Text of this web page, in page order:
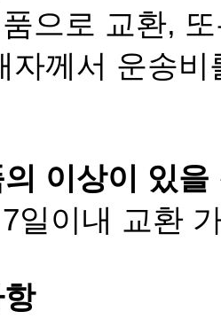
자께서 운송
이상이 있
일이내 교환